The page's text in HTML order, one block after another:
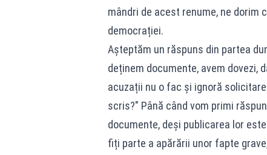
mândri de acest renume, ne dorim
democrației.
Așteptăm un răspuns din partea
deținem documente, avem dovezi,
acuzații nu o fac și ignoră
scris?" Până când vom primi
documente, deși publicarea lor
fiți parte a apărării unor fapte